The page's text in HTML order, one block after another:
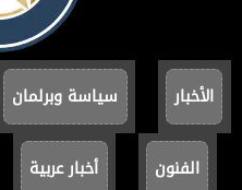
الأخبار سياسة وبرلمان
الفنون أخبار عربية